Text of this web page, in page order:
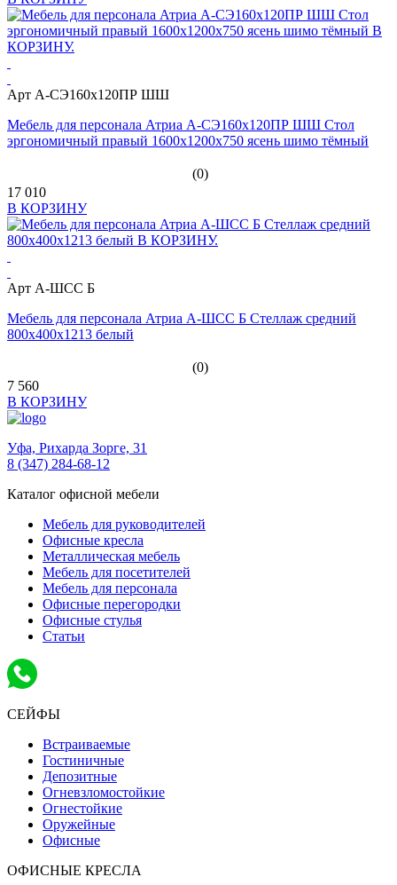
Арт А-СЭ160х120ПР ШШ
Мебель для персонала Атриа А-СЭ160х120ПР ШШ Стол
эргономичный правый 1600х1200х750 ясень шимо тёмный
(0)
17 010
В КОРЗИНУ
Арт А-ШСС Б
Мебель для персонала Атриа А-ШСС Б Стеллаж средний
800х400х1213 белый
(0)
7 560
В КОРЗИНУ
Уфа, Рихарда Зорге, 31
8 (347) 284-68-12
Каталог офисной мебели
Мебель для руководителей
Офисные кресла
Металлическая мебель
Мебель для посетителей
Мебель для персонала
Офисные перегородки
Офисные стулья
Статьи
СЕЙФЫ
Встраиваемые
Гостиничные
Депозитные
Огневзломостойкие
Огнестойкие
Оружейные
Офисные
ОФИСНЫЕ КРЕСЛА